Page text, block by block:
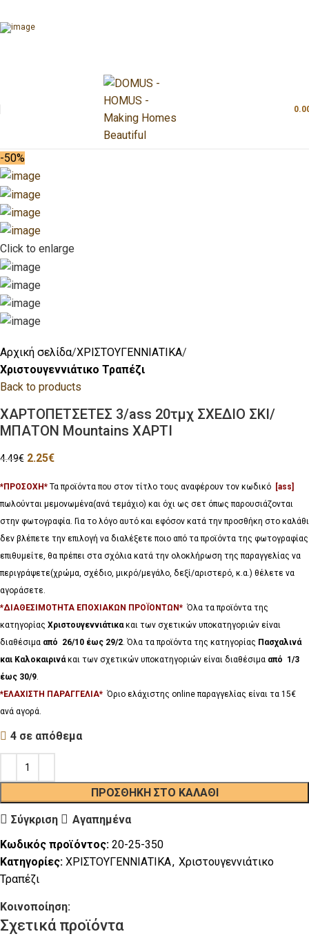
-50%
Click to enlarge
Αρχική σελίδα ΧΡΙΣΤΟΥΓΕΝΝΙΑΤΙΚΑ
Χριστουγεννιάτικο Τραπέζι
Back to products
ΧΑΡΤΟΠΕΤΣΕΤΕΣ 3/ass 20τμχ ΣΧΕΔΙΟ ΣΚΙ/
ΜΠΑΤΟΝ Mountains ΧΑΡΤΙ
4.49€ 2.25€
*ΠΡΟΣΟΧΗ* Τα προϊόντα που στον τίτλο τους αναφέρουν τον κωδικό [ass]
πωλούνται μεμονωμένα(ανά τεμάχιο) και όχι ως σετ όπως παρουσιάζονται
στην φωτογραφία. Για το λόγο αυτό και εφόσον κατά την προσθήκη στο καλάθι
δεν βλέπετε την επιλογή να διαλέξετε ποιο από τα προϊόντα της φωτογραφίας
επιθυμείτε, θα πρέπει στα σχόλια κατά την ολοκλήρωση της παραγγελίας να
περιγράψετε(χρώμα, σχέδιο, μικρό/μεγάλο, δεξί/αριστερό, κ.α.) θέλετε να
αγοράσετε.
*ΔΙΑΘΕΣΙΜΟΤΗΤΑ ΕΠΟΧΙΑΚΩΝ ΠΡΟΪΟΝΤΩΝ* Όλα τα προϊόντα της
κατηγορίας Χριστουγεννιάτικακαι των σχετικών υποκατηγοριών είναι
διαθέσιμα από 26/10 έως 29/2. Όλα τα προϊόντα της κατηγορίας Πασχαλινά
και Καλοκαιρινάκαι των σχετικών υποκατηγοριών είναι διαθέσιμα από 1/3
έως 30/9.
*ΕΛΑΧΙΣΤΗ ΠΑΡΑΓΓΕΛΙΑ* Όριο ελάχιστης online παραγγελίας είναι τα 15€
ανά αγορά.
4 σε απόθεμα
ΠΡΟΣΘΉΚΗ ΣΤΟ ΚΑΛΆΘΙ
Σύγκριση
Αγαπημένα
Κωδικός προϊόντος: 20-25-350
Κατηγορίες: ΧΡΙΣΤΟΥΓΕΝΝΙΑΤΙΚΑ, Χριστουγεννιάτικο
Τραπέζι
Κοινοποίηση:
Σχετικά προϊόντα